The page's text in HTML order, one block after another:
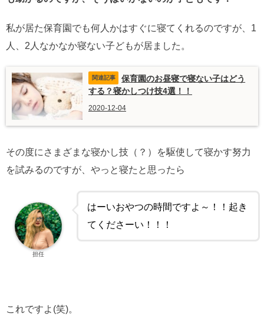
私が居た保育園でも何人かはすぐに寝てくれるのですが、1
人、2人なかなか寝ない子どもが居ました。
保育園のお昼寝で寝ない子はどう
する？寝かしつけ技4選！！
2020-12-04
その度にさまざまな寝かし技（？）を駆使して寝かす努力
を試みるのですが、やっと寝たと思ったら
はーいおやつの時間ですよ～！！起き
てくださーい！！！
担任
これですよ(笑)。